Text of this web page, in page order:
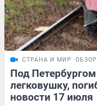
СТРАНА И МИР ОБЗОР
Под
легковушку,
новости 17 июля